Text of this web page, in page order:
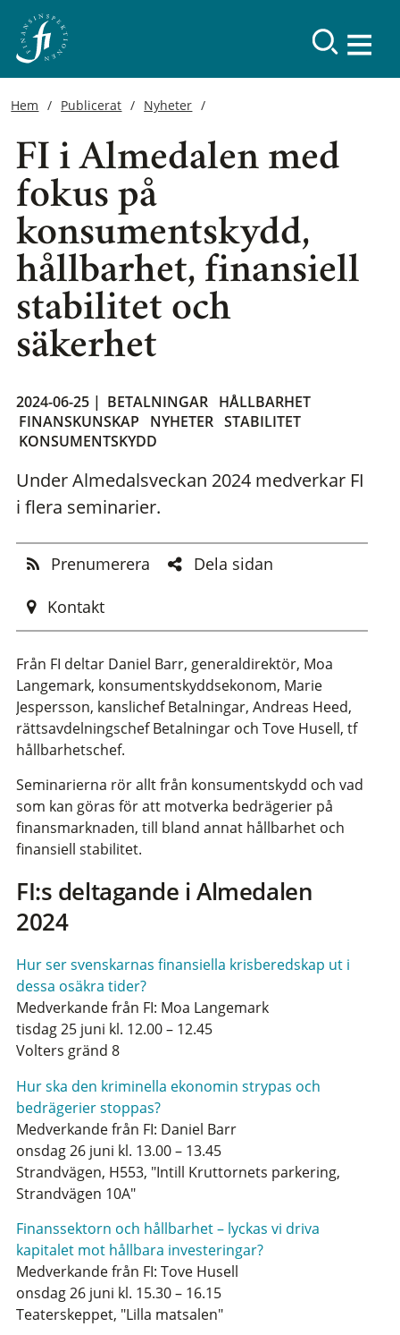
Hem Publicerat Nyheter
FI i Almedalen med
fokus på
konsumentskydd,
hållbarhet, finansiell
stabilitet och
säkerhet
2024-06-25 | BETALNINGAR HÅLLBARHET
FINANSKUNSKAP
NYHETER STABILITET
KONSUMENTSKYDD
Under Almedalsveckan 2024 medverkar FI
i flera seminarier.
Prenumerera
Dela sidan
Kontakt
Från FI deltar Daniel Barr, generaldirektör, Moa
Langemark, konsumentskyddsekonom, Marie
Jespersson, kanslichef Betalningar, Andreas Heed,
rättsavdelningschef Betalningar och Tove Husell, tf
hållbarhetschef.
Seminarierna rör allt från konsumentskydd och vad
som kan göras för att motverka bedrägerier på
finansmarknaden, till bland annat hållbarhet och
finansiell stabilitet.
FI:s deltagande i Almedalen
2024
Hur ser svenskarnas finansiella krisberedskap ut i
dessa osäkra tider?
Medverkande från FI: Moa Langemark
tisdag 25 juni kl. 12.00 – 12.45
Volters gränd 8
Hur ska den kriminella ekonomin strypas och
bedrägerier stoppas?
Medverkande från FI: Daniel Barr
onsdag 26 juni kl. 13.00 – 13.45
Strandvägen, H553, "Intill Kruttornets parkering,
Strandvägen 10A"
Finanssektorn och hållbarhet – lyckas vi driva
kapitalet mot hållbara investeringar?
Medverkande från FI: Tove Husell
onsdag 26 juni kl. 15.30 – 16.15
Teaterskeppet, "Lilla matsalen"